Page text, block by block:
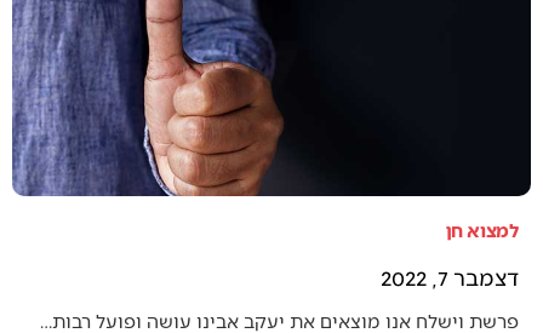
למצוא חן
דצמבר 7, 2022
פרשת וישלח אנו מוצאים את יעקב אבינו עושה ופועל רבות…